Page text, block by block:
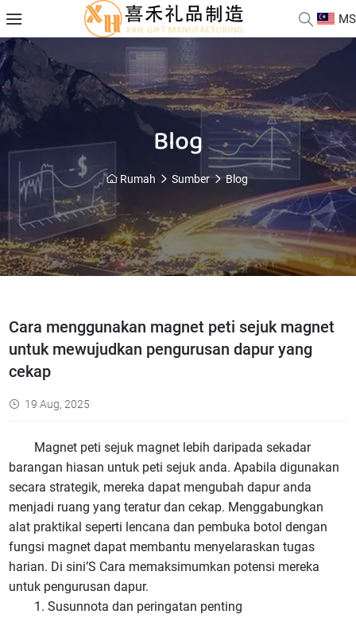
MS
Blog
Rumah Sumber Blog
Cara menggunakan magnet peti sejuk magnet
untuk mewujudkan pengurusan dapur yang
cekap
19 Aug, 2025
Magnet peti sejuk magnet lebih daripada sekadar
barangan hiasan untuk peti sejuk anda. Apabila digunakan
secara strategik, mereka dapat mengubah dapur anda
menjadi ruang yang teratur dan cekap. Menggabungkan
alat praktikal seperti lencana dan pembuka botol dengan
fungsi magnet dapat membantu menyelaraskan tugas
harian. Di sini’S Cara memaksimumkan potensi mereka
untuk pengurusan dapur.
1. Susunnota dan peringatan penting